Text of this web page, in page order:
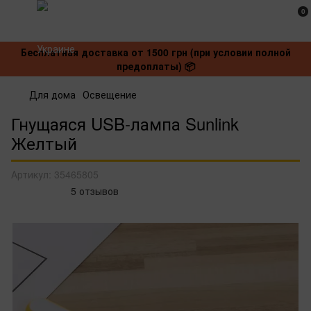
0
Бесплатная доставка от 1500 грн (при условии полной
предоплаты) 📦
Для дома Освещение
Гнущаяся USB-лампа Sunlink
Желтый
Артикул: 35465805
5 отзывов